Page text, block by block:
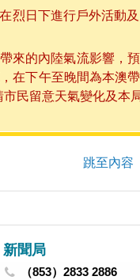
烈日下進行戶外活動
來的內陸氣流影響，
在下午至晚間為本澳帶
民留意天氣變化及本
跳至內容
新聞局
（853）2833 2886